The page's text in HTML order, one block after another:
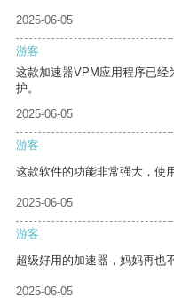
2025-06-05
游客
这款加速器VPM应用程序已经
护。
2025-06-05
游客
这款软件的功能非常强大，使
2025-06-05
游客
超级好用的加速器，妈妈再也
2025-06-05